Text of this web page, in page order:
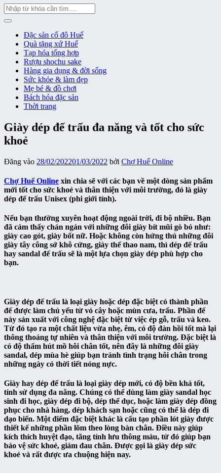
Tìm
kiếm:
Đặc sản cố đô Huế
Quà tặng xứ Huế
Tạp hóa tổng hợp
Rượu shochu sake
Hàng gia dụng & đời sống
Sức khỏe & làm đẹp
Mẹ bé & đồ chơi
Bách hóa đặc sản
Thời trang
Giày dép đế trấu đa năng và tốt cho sức
khoẻ
Đăng vào 28/02/202201/03/2022 bởi Chợ Huế Online
Chợ Huế Online xin chia sẽ với các bạn về một dòng sản phẩm
mới tốt cho sức khoẻ và thân thiện với môi trường, đó là giày
dép đế trấu Unisex (phi giới tính).
Nếu bạn thường xuyên hoạt động ngoài trời, đi bộ nhiều. Bạn
đã cảm thấy chán ngán với những đôi giày bít mũi gò bó như:
giày cao gót, giày bốt nữ. Hoặc không còn hứng thú những đôi
giày tây công sở khô cứng, giày thể thao nam, thì dép đế trấu
hay sandal đế trấu sẽ là một lựa chọn giày dép phù hợp cho
bạn.
Giày dép đế trấu là loại giày hoặc dép đặc biệt có thành phần
đế được làm chủ yếu từ vỏ cây hoặc mùn cưa, trấu. Phần đế
này sản xuất với công nghệ đặc biệt từ việc ép gỗ, trấu và keo.
Từ đó tạo ra một chất liệu vừa nhẹ, êm, có độ đàn hồi tốt mà lại
thông thoáng tự nhiên và thân thiện với môi trường. Đặc biệt là
có độ thấm hút mồ hôi chân tốt, nên đây là những đôi giày
sandal, dép mùa hè giúp bạn tránh tình trạng hôi chân trong
những ngày có thời tiết nóng nực.
Giày hay dép đế trấu là loại giày dép mới, có độ bền khá tốt,
tính sử dụng đa năng. Chúng có thể dùng làm giày sandal học
sinh đi học, giày dép đi bộ, dép thể dục, hoặc làm giày dép đồng
phục cho nhà hàng, dép khách sạn hoặc cũng có thể là dép đi
dạo biển. Một điểm đặc biệt khác là cấu tạo phần lót giày được
thiết kế những phần lõm theo lòng bàn chân. Điều này giúp
kích thích huyệt đạo, tăng tính lưu thông máu, từ đó giúp bạn
bảo vệ sức khoẻ, giảm đau chân. Được gọi là giày dép sức
khoẻ và rất được ưa chuộng hiện nay.